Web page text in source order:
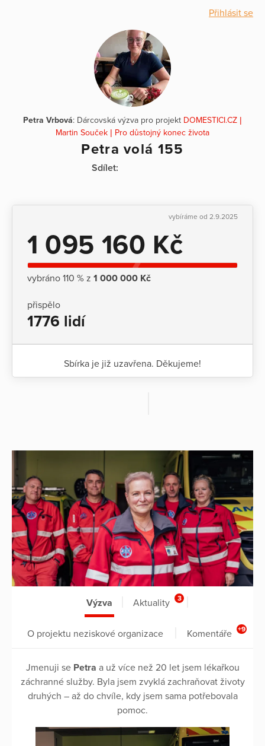
Přihlásit se
Petra Vrbová: Dárcovská výzva pro projekt DOMESTICI.CZ |
Martin Souček | Pro důstojný konec života
Petra volá 155
Sdílet:
vybíráme od 2.9.2025
1 095 160 Kč
vybráno 110 % z 1 000 000 Kč
přispělo
1776 lidí
Sbírka je již uzavřena. Děkujeme!
Výzva Aktuality 3
O projektu neziskové organizace Komentáře +9
Jmenuji se Petra a už více než 20 let jsem lékařkou
záchranné služby. Byla jsem zvyklá zachraňovat životy
druhých – až do chvíle, kdy jsem sama potřebovala
pomoc.